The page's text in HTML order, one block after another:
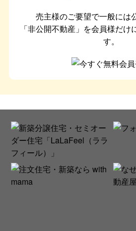
売主様のご要望で一般には
「非公開不動産」を会員様だけ
す。